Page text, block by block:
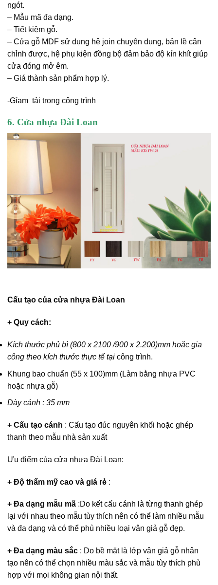
ngót.
– Mẫu mã đa dạng.
– Tiết kiệm gỗ.
– Cửa gỗ MDF sử dụng hệ join chuyên dụng, bản lề cân
chỉnh được, hệ phụ kiện đồng bộ đảm bảo độ kín khít giúp
cửa đóng mở êm.
– Giá thành sản phẩm hợp lý.
-Gỉam tải trọng công trình
6. Cửa nhựa Đài Loan
Cấu tạo của cửa nhựa Đài Loan
+ Quy cách:
Kích thước phủ bì (800 x 2100 /900 x 2.200)mm hoặc gia
công theo kích thước thực tế tại công trình.
Khung bao chuẩn (55 x 100)mm (Làm bằng nhựa PVC
hoặc nhựa gỗ)
Dày cánh : 35 mm
+ Cấu tạo cánh : Cấu tạo đúc nguyên khối hoặc ghép
thanh theo mẫu nhà sản xuất
Ưu điểm của cửa nhựa Đài Loan:
+ Độ thẩm mỹ cao và giá rẻ :
+ Đa dạng mẫu mã :Do kết cấu cánh là từng thanh ghép
lại với nhau theo mẫu tùy thích nên có thể làm nhiều mẫu
và đa dạng và có thể phủ nhiều loại vân giả gỗ đẹp.
+ Đa dạng màu sắc : Do bề mặt là lớp vân giả gỗ nhân
tạo nên có thể chọn nhiều màu sắc và mẫu tùy thích phù
hợp với mọi không gian nội thất.